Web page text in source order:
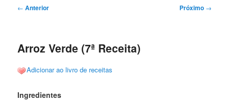
Navegação
← Anterior Próximo →
Arroz Verde (7ª Receita)
Adicionar ao livro de receitas
Ingredientes